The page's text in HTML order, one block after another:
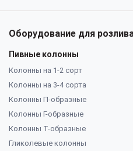
Оборудование для
Пивные колонны
Колонны на 1-2 сорт
Колонны на 3-4 сорта
Колонны П-образные
Колонны Г-образные
Колонны Т-образные
Гликолевые колонны